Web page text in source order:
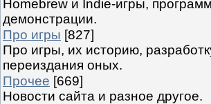
Homebrew и Indie-игры,
демонстрации.
Про игры [827]
Про игры, их историю,
переиздания оных.
Прочее [669]
Новости сайта и разное другое.